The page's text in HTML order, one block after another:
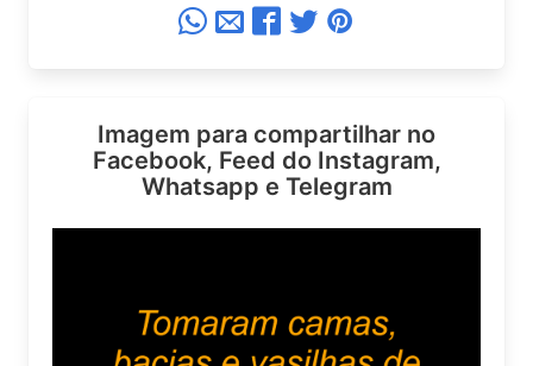
Imagem para compartilhar no
Facebook, Feed do Instagram,
Whatsapp e Telegram